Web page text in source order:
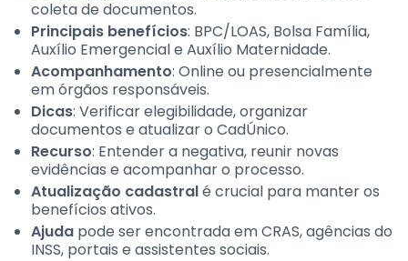
coleta de documentos.
Principais benefícios: BPC/LOAS, Bolsa Família,
Auxílio Emergencial e Auxílio Maternidade.
Acompanhamento: Online ou presencialmente
em órgãos responsáveis.
Dicas: Verificar elegibilidade, organizar
documentos e atualizar o CadÚnico.
Recurso: Entender a negativa, reunir novas
evidências e acompanhar o processo.
Atualização cadastralé crucial para manter os
benefícios ativos.
Ajuda pode ser encontrada em CRAS, agências do
INSS, portais e assistentes sociais.